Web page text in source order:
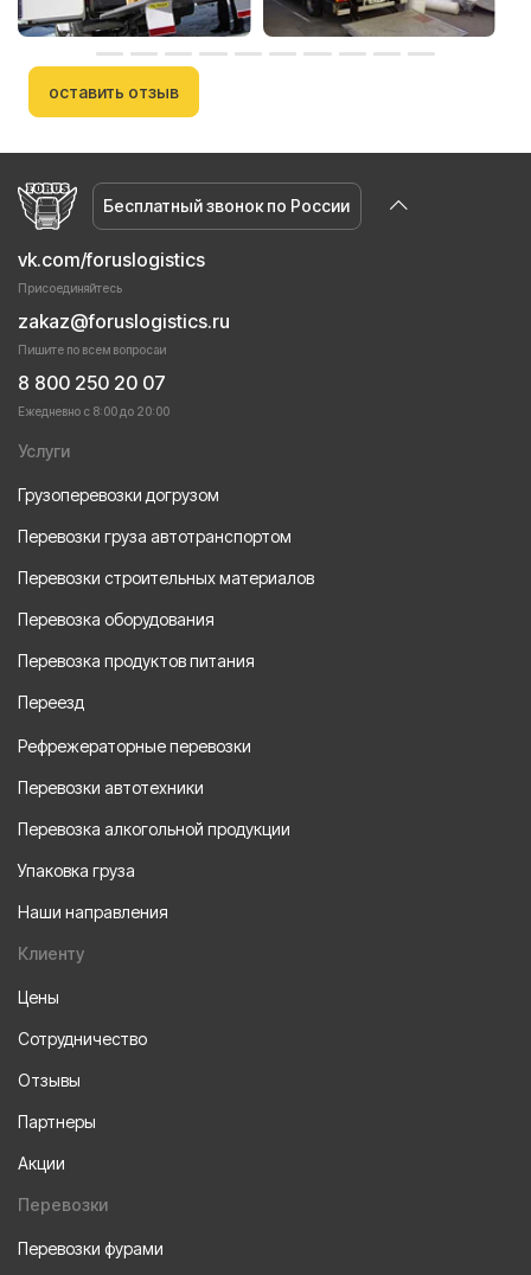
оставить отзыв
Бесплатный звонок по России
vk.com/foruslogistics
Присоединяйтесь
zakaz@foruslogistics.ru
Пишите по всем вопросаи
8 800 250 20 07
Ежедневно с 8:00 до 20:00
Услуги
Грузоперевозки догрузом
Перевозки груза автотранспортом
Перевозки строительных материалов
Перевозка оборудования
Перевозка продуктов питания
Переезд
Рефрежераторные перевозки
Перевозки автотехники
Перевозка алкогольной продукции
Упаковка груза
Наши направления
Клиенту
Цены
Сотрудничество
Отзывы
Партнеры
Акции
Перевозки
Перевозки фурами